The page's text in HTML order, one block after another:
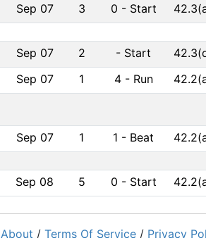
Sep 07 3 0 - Start
Sep 07 2 - Start
Sep 07 1 4 - Run
Sep 07 1 1 - Beat
Sep 08 5 0 - Start
About / Terms Of Service / Privacy